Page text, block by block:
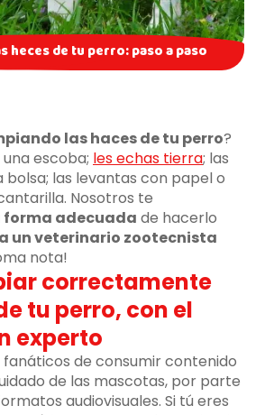
heces de tu perro: paso a paso
las haces de tu perro?
escoba; les echas tierra; las
bolsa; las levantas con papel o
Nosotros te
forma adecuada de hacerlo
un veterinario zootecnista
nota!
correctamente
tu perro, con el
experto
de consumir contenido
de las mascotas, por parte
audiovisuales. Si tú eres